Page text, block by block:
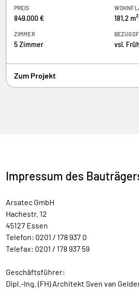
PREIS
849.000 € 181,2 m²
ZIMMER
5 Zimmer vsl.
Zum Projekt
Impressum des
Arsatec GmbH
Hachestr. 12
45127 Essen
Telefon: 0201 / 178 937 0
Telefax: 0201 / 178 937 59
Geschäftsführer:
Dipl.-Ing. (FH) Architekt Sven van